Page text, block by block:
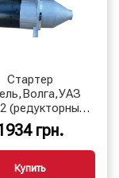
Стартер
(редукторный)
Flagmus
грн.
Купить